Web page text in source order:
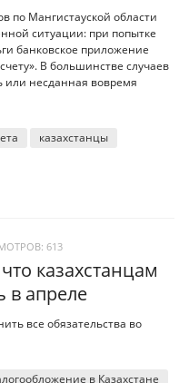
по Мангистауской области
ситуации: при попытке
банковское приложение
В большинстве случаев
или несданная вовремя
казахстанцы
613
казахстанцам
в апреле
все обязательства во
в Казахстане